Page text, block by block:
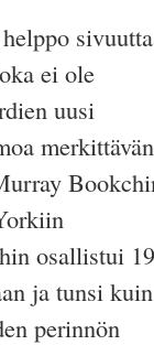
ei ole
uusi
merkittävän
osallistui
ja tunsi kuin
perinnön